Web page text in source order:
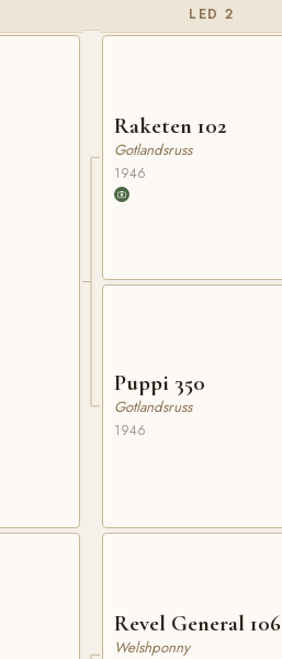
LED 2
Raketen 102
Gotlandsruss
1946
Puppi 350
Gotlandsruss
1946
Revel General 106
Welshponny